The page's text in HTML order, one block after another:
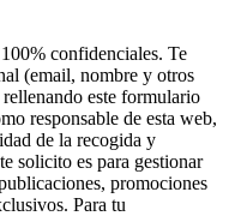
confidenciales. Te
(email, nombre y otros
este formulario
responsable de esta web,
de la recogida y
solicito es para gestionar
promociones
Para tu